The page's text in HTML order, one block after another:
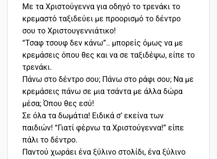
Με τα Χριστούγεννα για οδηγό το τρενάκι το
κρεμαστό ταξιδεύει με προορισμό το δέντρο
σου το Χριστουγεννιάτικο!
“Τσαφ τσουφ δεν κάνω”.. μπορείς όμως να με
κρεμάσεις όπου θες και να σε ταξιδέψω, είπε το
τρενάκι.
Πάνω στο δέντρο σου; Πάνω στο ράφι σου; Να με
κρεμάσεις πάνω σε μια τσάντα με άλλα δώρα
μέσα; Όπου θες εσύ!
Σε όλα τα δωμάτια! Ειδικά σ’ εκείνα των
παιδιών! “Γιατί φέρνω τα Χριστούγεννα!” είπε
πάλι το δέντρο.
Παντού χωράει ένα ξύλινο στολίδι, ένα ξύλινο